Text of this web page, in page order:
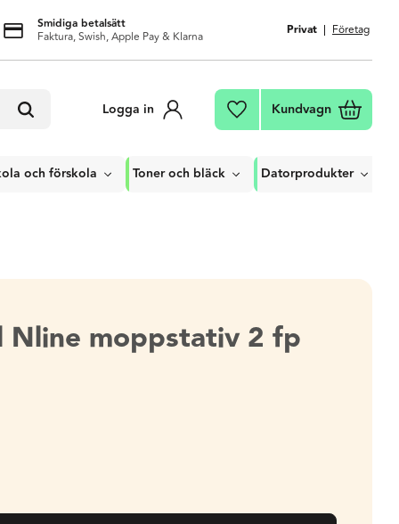
Smidiga betalsätt
Faktura, Swish, Apple Pay & Klarna Privat Företag
Logga in Favoriter
Kundvagn
och förskola Toner och bläck Datorprodukter
Nline moppstativ 2 fp